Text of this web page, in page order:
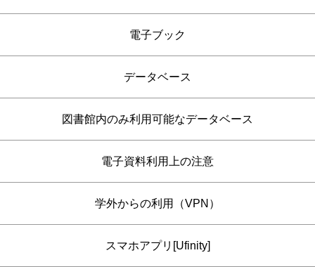
電子ブック
データベース
図書館内のみ利用可能なデータベース
電子資料利用上の注意
学外からの利用（VPN）
スマホアプリ[Ufinity]